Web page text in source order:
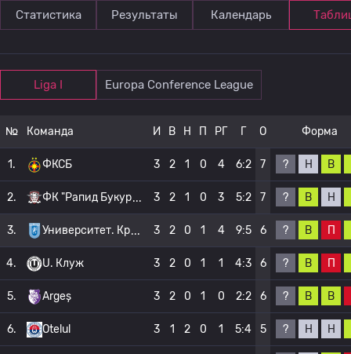
Статистика Результаты Календарь
Liga I Europa Conference League
№ Команда И В Н П РГ Г О Форма
1. ФКСБ 3 2 1 0 4 6:2 7 ? Н В
2. ФК "Рапид Букур 3 2 1 0 3 5:2 7 ? В Н
3. Университет. Кр 3 2 0 1 4 9:5 6 ? В П
4. U. Клуж 3 2 0 1 1 4:3 6 ? В П
5. Argeș 3 2 0 1 0 2:2 6 ? В В
6. Otelul 3 1 2 0 1 5:4 5 ? Н Н